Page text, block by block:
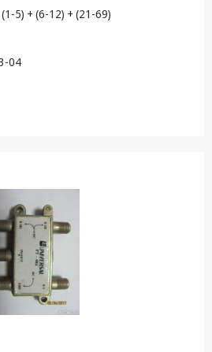
5) + (6-12) + (21-69)
04